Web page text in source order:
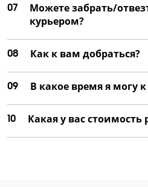
07
Можете забрать/
курьером?
08 Как к вам добраться?
09 В какое время я могу
10 Какая у вас стоимость